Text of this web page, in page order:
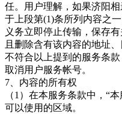
任。用户理解，如果济阳相
于上段第(1)条所列内容之
义务立即停止传输，保存
且删除含有该内容的地址
不符合以上提到的服务条款
取消用户服务帐号。
7、内容的所有权
（1）在本服务条款中，“
可以使用的区域。